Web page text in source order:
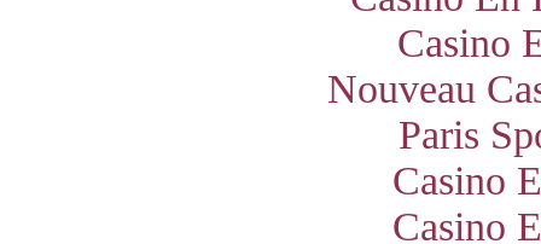
Casino
Nouveau
Paris
Casino
Casino